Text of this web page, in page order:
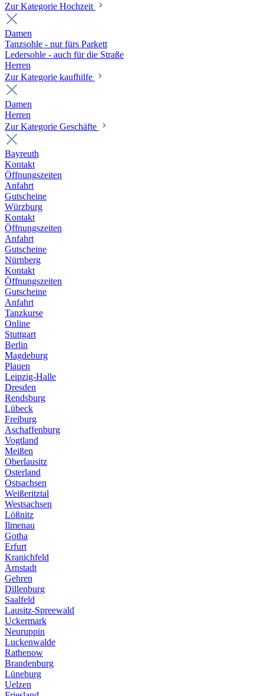
Zur Kategorie Hochzeit
Damen
Tanzsohle - nur fürs Parkett
Ledersohle - auch für die Straße
Herren
Zur Kategorie kaufhilfe
Damen
Herren
Zur Kategorie Geschäfte
Bayreuth
Kontakt
Öffnungszeiten
Anfahrt
Gutscheine
Würzburg
Kontakt
Öffnungszeiten
Anfahrt
Gutscheine
Nürnberg
Kontakt
Öffnungszeiten
Gutscheine
Anfahrt
Tanzkurse
Online
Stuttgart
Berlin
Magdeburg
Plauen
Leipzig-Halle
Dresden
Rendsburg
Lübeck
Freiburg
Aschaffenburg
Vogtland
Meißen
Oberlausitz
Osterland
Ostsachsen
Weißeritztal
Westsachsen
Lößnitz
Ilmenau
Gotha
Erfurt
Kranichfeld
Arnstadt
Gehren
Dillenburg
Saalfeld
Lausitz-Spreewald
Uckermark
Neuruppin
Luckenwalde
Rathenow
Brandenburg
Lüneburg
Uelzen